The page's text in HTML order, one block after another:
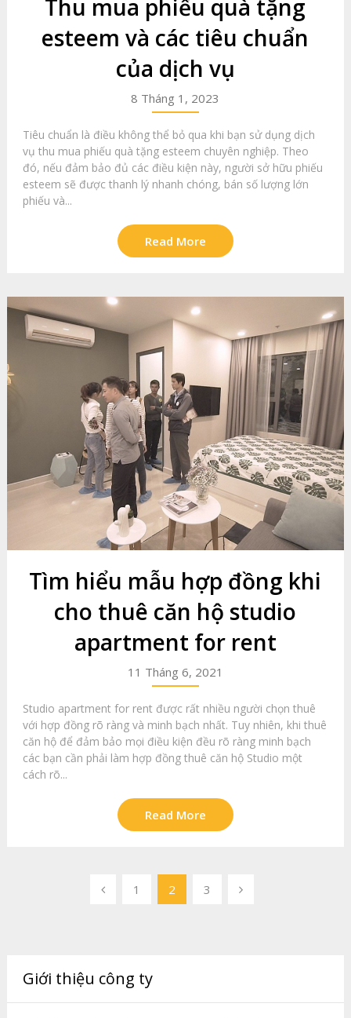
Thu mua phiếu quà tặng
esteem và các tiêu chuẩn
của dịch vụ
8 Tháng 1, 2023
Tiêu chuẩn là điều không thể bỏ qua khi bạn sử dụng dịch
vụ thu mua phiếu quà tặng esteem chuyên nghiệp. Theo
đó, nếu đảm bảo đủ các điều kiện này, người sở hữu phiếu
esteem sẽ được thanh lý nhanh chóng, bán số lượng lớn
phiếu và...
Read More
Tìm hiểu mẫu hợp đồng khi
cho thuê căn hộ studio
apartment for rent
11 Tháng 6, 2021
Studio apartment for rent được rất nhiều người chọn thuê
với hợp đồng rõ ràng và minh bạch nhất. Tuy nhiên, khi thuê
căn hộ để đảm bảo mọi điều kiện đều rõ ràng minh bạch
các bạn cần phải làm hợp đồng thuê căn hộ Studio một
cách rõ...
Read More
viết
1 2 3
Giới thiệu công ty